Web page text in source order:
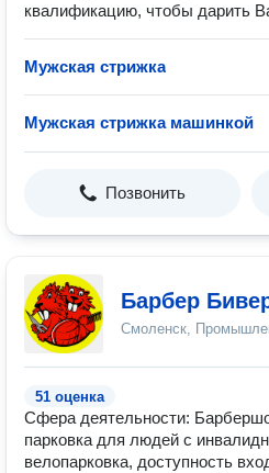
квалификацию, чтобы дарить
Мужская стрижка
Мужская стрижка машинкой
Позвонить
Барбер
Смоленск,
51 оценка
Сфера деятельности:
парковка для людей с
велопарковка, доступность